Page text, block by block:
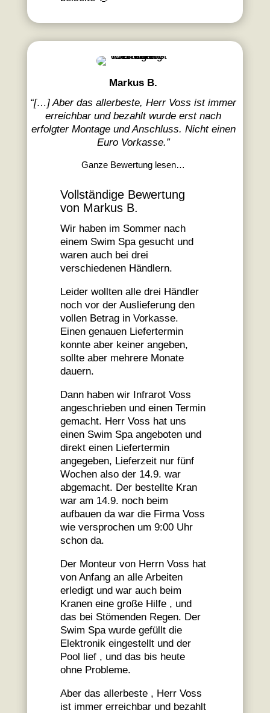
Markus B.
“[…] Aber das allerbeste, Herr Voss ist immer
erreichbar und bezahlt wurde erst nach
erfolgter Montage und Anschluss. Nicht einen
Euro Vorkasse.”
Ganze Bewertung lesen…
Vollständige Bewertung
von Markus B.
Wir haben im Sommer nach
einem Swim Spa gesucht und
waren auch bei drei
verschiedenen Händlern.
Leider wollten alle drei Händler
noch vor der Auslieferung den
vollen Betrag in Vorkasse.
Einen genauen Liefertermin
konnte aber keiner angeben,
sollte aber mehrere Monate
dauern.
Dann haben wir Infrarot Voss
angeschrieben und einen Termin
gemacht. Herr Voss hat uns
einen Swim Spa angeboten und
direkt einen Liefertermin
angegeben, Lieferzeit nur fünf
Wochen also der 14.9. war
abgemacht. Der bestellte Kran
war am 14.9. noch beim
aufbauen da war die Firma Voss
wie versprochen um 9:00 Uhr
schon da.
Der Monteur von Herrn Voss hat
von Anfang an alle Arbeiten
erledigt und war auch beim
Kranen eine große Hilfe , und
das bei Stömenden Regen. Der
Swim Spa wurde gefüllt die
Elektronik eingestellt und der
Pool lief , und das bis heute
ohne Probleme.
Aber das allerbeste , Herr Voss
ist immer erreichbar und bezahlt